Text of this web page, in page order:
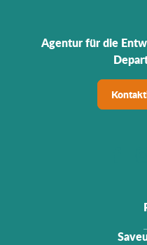
Agentur für die